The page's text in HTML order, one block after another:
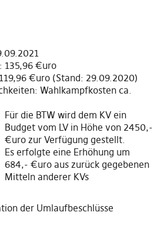
135,96 €uro
€uro (Stand: 29.09.2020)
Wahlkampfkosten ca.
Für die BTW wird dem KV ein
Budget vom LV in Höhe von 2450,-
€uro zur Verfügung gestellt.
Es erfolgte eine Erhöhung um
684,- €uro aus zurück gegebenen
Mitteln anderer KVs
der Umlaufbeschlüsse